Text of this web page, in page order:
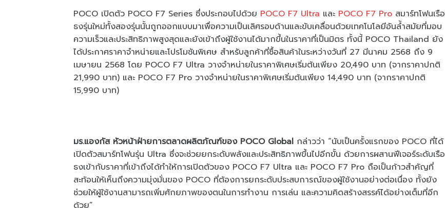
POCO เปิดตัว POCO F7 Series ซึ่งประกอบไปด้วย POCO F7 Ultra และ POCO F7 Pro สมาร์ทโฟนเรือ
ธงรุ่นใหม่ทั้งสองรุ่นนั้นถูกออกแบบมาเพื่อความเป็นเลิศรอบด้านและขับเคลื่อนด้วยเทคโนโลยีอันล้ำสมัยที่มอบ
ความเร็วและประสิทธิภาพสูงสุดและยังเข้าถึงผู้ใช้งานได้มากขึ้นในราคาที่เป็นมิตร ทั้งนี้ POCO Thailand ยัง
ได้ประกาศราคาจำหน่ายและโปรโมชันพิเศษ สำหรับลูกค้าที่ซื้อสินค้าในระหว่างวันที่ 27 มีนาคม 2568 ถึง 9
เมษายน 2568 โดย POCO F7 Ultra วางจำหน่ายในราคาพิเศษเริ่มต้นเพียง 20,490 บาท (จากราคาปกติ
21,990 บาท) และ POCO F7 Pro วางจำหน่ายในราคาพิเศษเริ่มต้นเพียง 14,490 บาท (จากราคาปกติ
15,990 บาท)
มร.แองกัส หัวหน้าฝ่ายการตลาดผลิตภัณฑ์ของ POCO Global กล่าวว่า “นับเป็นครั้งแรกของ POCO ที่ได้
เปิดตัวสมาร์ทโฟนรุ่น Ultra ซึ่งจะช่วยยกระดับพลังและประสิทธิภาพขึ้นไปอีกขั้น ด้วยการผสานฟีเจอร์ระดับเรือ
ธงเข้ากับราคาที่เข้าถึงได้ทำให้การเปิดตัวของ POCO F7 Ultra และ POCO F7 Pro ถือเป็นก้าวสำคัญที่
สะท้อนให้เห็นถึงความมุ่งมั่นของ POCO ที่ต้องการยกระดับประสบการณ์ของผู้ใช้งานอย่างต่อเนื่อง ทั้งยัง
ช่วยให้ผู้ใช้งานสามารถเพิ่มศักยภาพของตนในการทำงาน การเล่น และความคิดสร้างสรรค์ได้อย่างเต็มที่อีก
ด้วย”